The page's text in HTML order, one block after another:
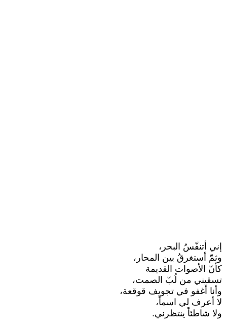
إني أتنفّسُ البحر،
وثمّ أستغرقُ بين المحار،
كأنّ الأصوات القديمة
تسقيني من لُبّ الصمت،
وأنا أغفو في تجويف قوقعة،
لا أعرف لي اسماً،
ولا شاطئاً ينتظرني.